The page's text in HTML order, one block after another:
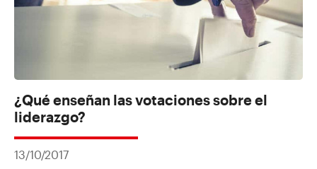
¿Qué enseñan las votaciones sobre el
liderazgo?
13/10/2017